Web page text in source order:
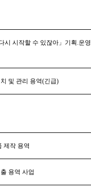
시 시작할 수 있잖아 」 기획 .운영
및 관리 용역(긴급)
제작 용역
용역 사업